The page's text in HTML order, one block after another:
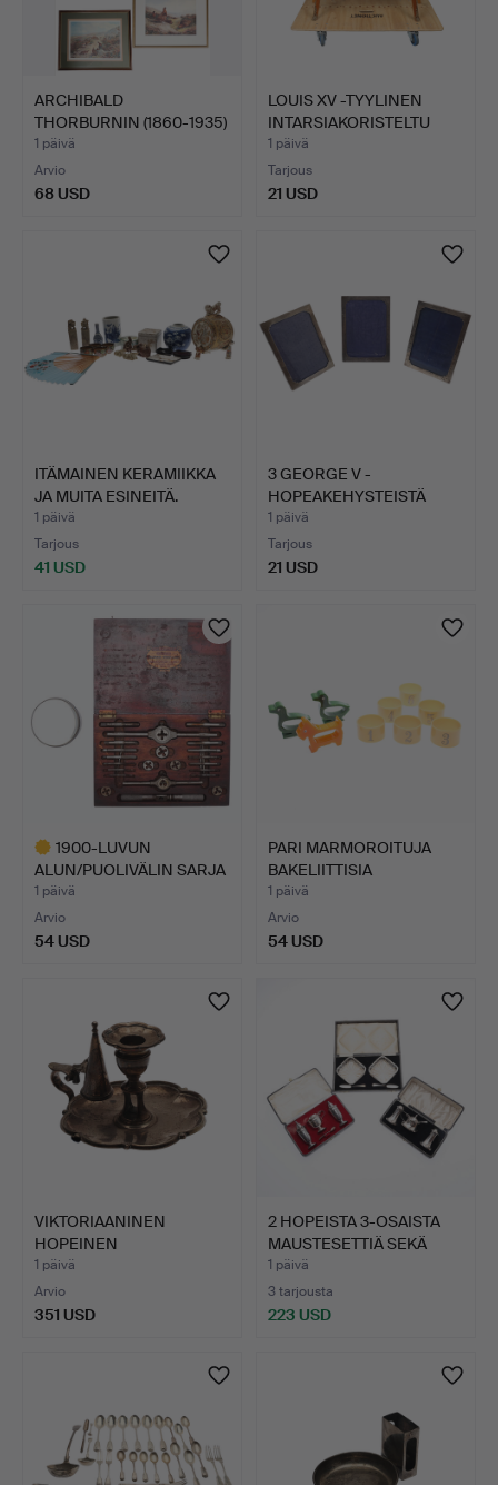
ARCHIBALD
THORBURNIN (1860-1935)
MUKAAN, 6…
1 päivä
Arvio
68 USD
LOUIS XV -TYYLINEN
INTARSIAKORISTELTU
PÄHK…
1 päivä
Tarjous
21 USD
ITÄMAINEN KERAMIIKKA
JA MUITA ESINEITÄ.
1 päivä
Tarjous
41 USD
3 GEORGE V -
HOPEAKEHYSTEISTÄ
SUORAKULMAIST…
1 päivä
Tarjous
21 USD
1900-LUVUN
ALUN/PUOLIVÄLIN SARJA
KAKSI KIE…
1 päivä
Arvio
54 USD
PARI MARMOROITUJA
BAKELIITTISIA
ANKKALAUTA…
1 päivä
Arvio
54 USD
VIKTORIAANINEN
HOPEINEN
KYNTTILÄNJALKA.
1 päivä
Arvio
351 USD
2 HOPEISTA 3-OSAISTA
MAUSTESETTIÄ SEKÄ
TOI…
1 päivä
3 tarjousta
223 USD